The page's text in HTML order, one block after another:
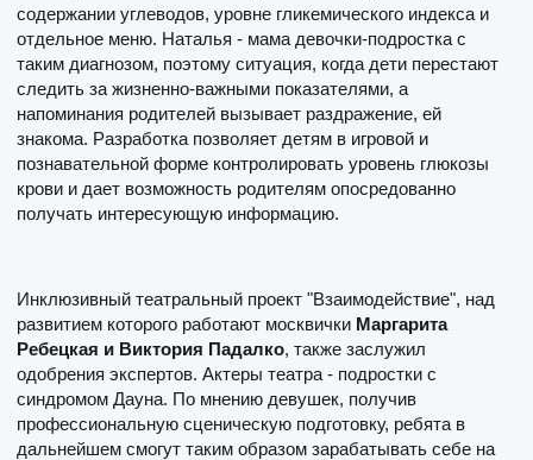
содержании углеводов, уровне гликемического индекса и
отдельное меню. Наталья - мама девочки-подростка с
таким диагнозом, поэтому ситуация, когда дети перестают
следить за жизненно-важными показателями, а
напоминания родителей вызывает раздражение, ей
знакома. Разработка позволяет детям в игровой и
познавательной форме контролировать уровень глюкозы
крови и дает возможность родителям опосредованно
получать интересующую информацию.
Инклюзивный театральный проект "Взаимодействие", над
развитием которого работают москвички Маргарита
Ребецкая и Виктория Падалко, также заслужил
одобрения экспертов. Актеры театра - подростки с
синдромом Дауна. По мнению девушек, получив
профессиональную сценическую подготовку, ребята в
дальнейшем смогут таким образом зарабатывать себе на